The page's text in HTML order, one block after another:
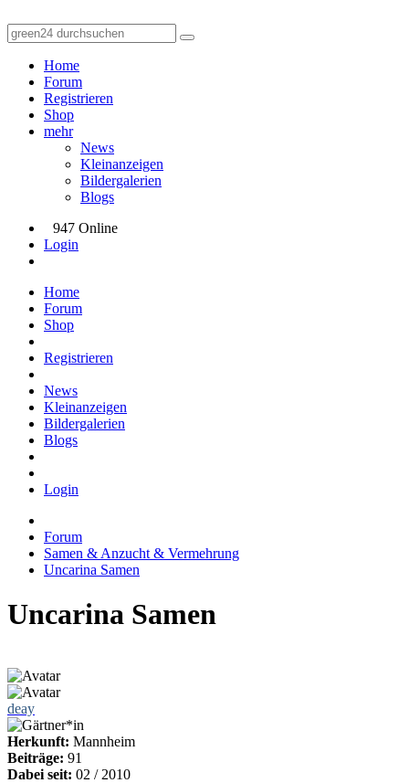
Home
Forum
Registrieren
Shop
mehr
News
Kleinanzeigen
Bildergalerien
Blogs
947 Online
Login
Home
Forum
Shop
Registrieren
News
Kleinanzeigen
Bildergalerien
Blogs
Login
Forum
Samen & Anzucht & Vermehrung
Uncarina Samen
Uncarina Samen
deay
Herkunft: Mannheim
Beiträge: 91
Dabei seit: 02 / 2010